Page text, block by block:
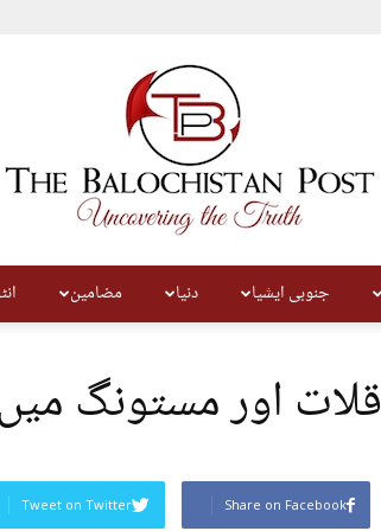
جنوبی ایشیا دنیا مضامین
قلات اور مستونگ
Share on Facebook
Tweet on Twitter